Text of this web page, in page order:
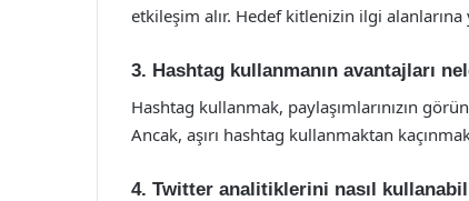
etkileşim alır. Hedef kitlenizin ilgi
3. Hashtag kullanmanın avantajları
Hashtag kullanmak, paylaşımlarınızın
Ancak, aşırı hashtag kullanmaktan
4. Twitter analitiklerini nasıl